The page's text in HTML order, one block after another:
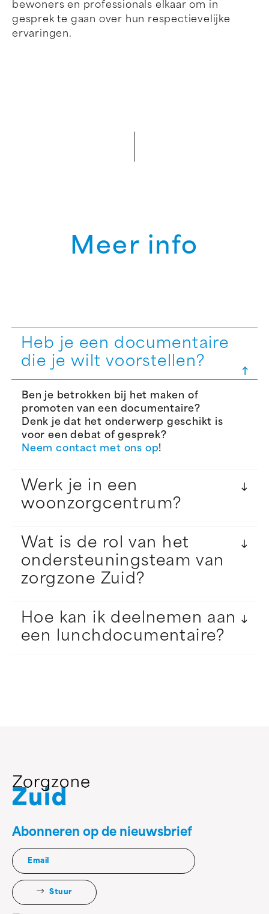
bewoners en professionals elkaar om in
gesprek te gaan over hun respectievelijke
ervaringen.
Meer info
Heb je een documentaire
die je wilt voorstellen?
Ben je betrokken bij het maken of
promoten van een documentaire?
Denk je dat het onderwerp geschikt is
voor een debat of gesprek?
Neem contact met ons op!
Werk je in een
woonzorgcentrum?
Wat is de rol van het
ondersteuningsteam van
zorgzone Zuid?
Hoe kan ik deelnemen aan
een lunchdocumentaire?
Abonneren op de nieuwsbrief
Stuur